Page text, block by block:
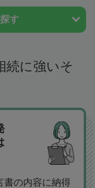
す
続に強いそ
書の内容に納得